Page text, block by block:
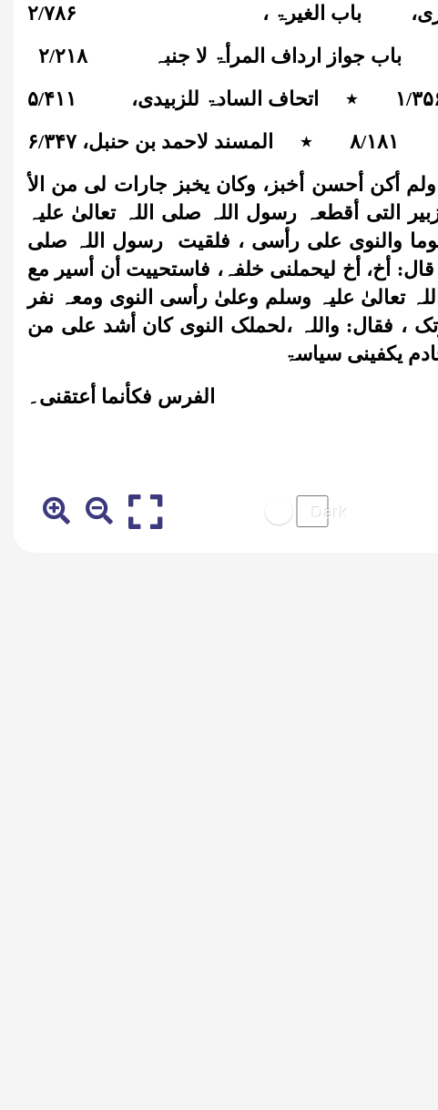
باب الغیرۃ ، /۷۸۶
باب جواز ارداف المرأۃ لا جنبہ ۲/۲۱۸
۱/ ٭ اتحاف السادۃ للزبیدی، ۵/۴۱۱
۸/۱۸۱ ٭ المسند لاحمد بن حنبل، ۶/۳۴۷
أکن أحسن أخبز، وکان یخبز جارات لی من الأ
التی أقطعہ رسول اللہ صلی اللہ تعالیٰ علیہ
والنوی علی رأسی ، فلقیت رسول اللہ صلی
أخ، أخ لیحملنی خلفہ، فاستحییت أن أسیر مع
تعالیٰ علیہ وسلم وعلیٰ رأسی النوی ومعہ نفر
، فقال: واللہ ،لحملک النوی کان أشد علی من
یکفینی سیاسۃ
الفرس فکأنما أعتقنی۔